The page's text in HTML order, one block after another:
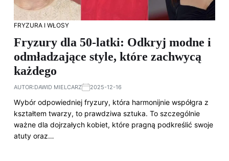
FRYZURA I WŁOSY
Fryzury dla 50-latki: Odkryj modne i
odmładzające style, które zachwycą
każdego
AUTOR:DAWID MIELCARZ 2025-12-16
Wybór odpowiedniej fryzury, która harmonijnie współgra z
kształtem twarzy, to prawdziwa sztuka. To szczególnie
ważne dla dojrzałych kobiet, które pragną podkreślić swoje
atuty oraz…